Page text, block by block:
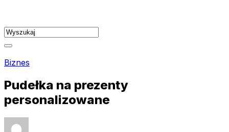
content
Biznes
Pudełka na prezenty
personalizowane